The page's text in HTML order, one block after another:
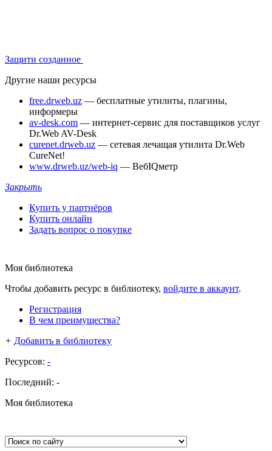
Защити созданное
Другие наши ресурсы
free.drweb.uz — бесплатные утилиты, плагины,
информеры
av-desk.com — интернет-сервис для поставщиков услуг
Dr.Web AV-Desk
curenet.drweb.uz — сетевая лечащая утилита Dr.Web
CureNet!
www.drweb.uz/web-iq — ВебIQметр
Закрыть
Купить у партнёров
Купить онлайн
Задать вопрос о покупке
Моя библиотека
Чтобы добавить ресурс в библиотеку, войдите в аккаунт.
Регистрация
В чем преимущества?
+ Добавить в библиотеку
Ресурсов: -
Последний: -
Моя библиотека